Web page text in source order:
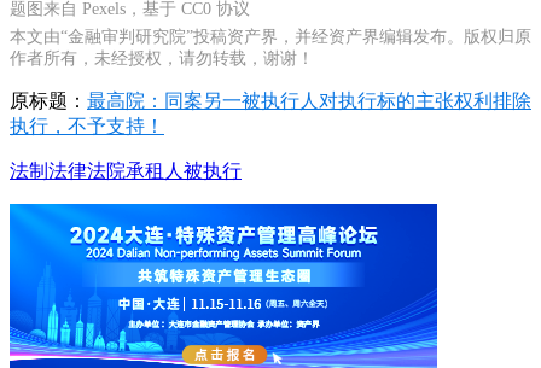
题图来自 Pexels，基于 CC0 协议
本文由“金融审判研究院”投稿资产界，并经资产界编辑发布。版权归原
作者所有，未经授权，请勿转载，谢谢！
原标题： 最高院：同案另一被执行人对执行标的主张权利排除
执行，不予支持！
法制 法律法院承租人 被执行